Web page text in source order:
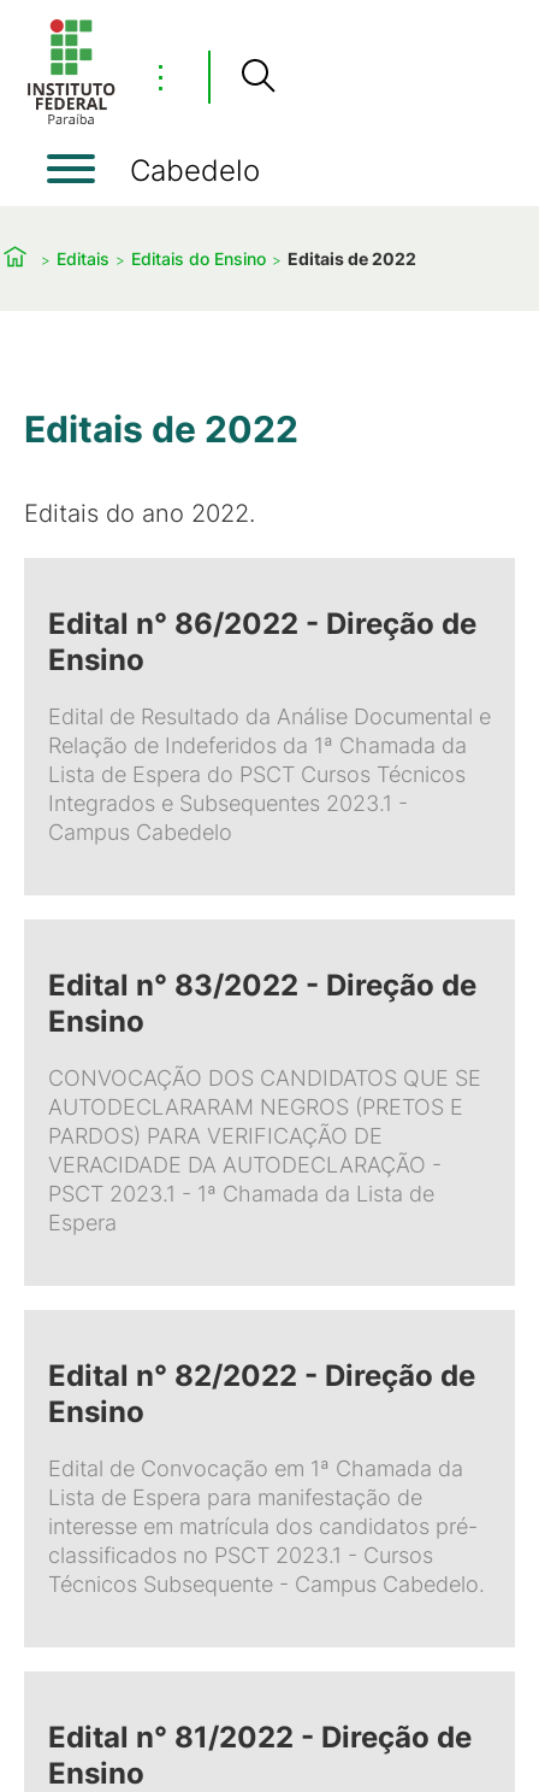
⋮
Cabedelo
Editais Editais do Ensino Editais de 2022
Editais de 2022
Editais do ano 2022.
Edital n° 86/2022 - Direção de
Ensino
Edital de Resultado da Análise Documental e
Relação de Indeferidos da 1ª Chamada da
Lista de Espera do PSCT Cursos Técnicos
Integrados e Subsequentes 2023.1 -
Campus Cabedelo
Edital n° 83/2022 - Direção de
Ensino
CONVOCAÇÃO DOS CANDIDATOS QUE SE
AUTODECLARARAM NEGROS (PRETOS E
PARDOS) PARA VERIFICAÇÃO DE
VERACIDADE DA AUTODECLARAÇÃO -
PSCT 2023.1 - 1ª Chamada da Lista de
Espera
Edital n° 82/2022 - Direção de
Ensino
Edital de Convocação em 1ª Chamada da
Lista de Espera para manifestação de
interesse em matrícula dos candidatos pré-
classificados no PSCT 2023.1 - Cursos
Técnicos Subsequente - Campus Cabedelo.
Edital n° 81/2022 - Direção de
Ensino